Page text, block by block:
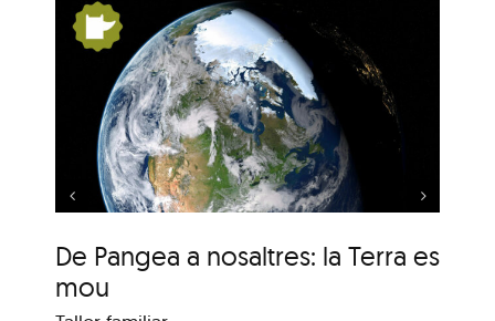
De Pangea a nosaltres: la Terra es
mou
De Pangea a nosaltres:
la Terra es mou